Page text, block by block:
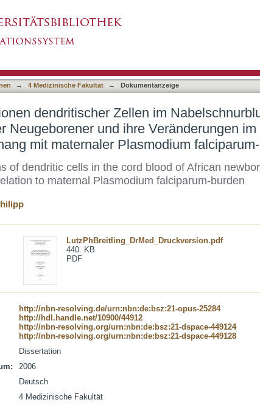
Plasmodium falciparum-
→ 4 Medizinische Fakultät → Dokumentanzeige
dendritischer Zellen im
Neugeborener und ihre Veränderungen im
mit maternaler Plasmodium
of dendritic cells in the cord blood of African
to maternal Plasmodium falciparum-burden
LutzPhBreitling_DrMed_Druckversion.pdf
440. KB
PDF
http://nbn-resolving.de/urn:nbn:de:bsz:21-opus-25284
http://hdl.handle.net/10900/44912
http://nbn-resolving.org/urn:nbn:de:bsz:21-dspace-449124
http://nbn-resolving.org/urn:nbn:de:bsz:21-dspace-449128
Dissertation
2006
Deutsch
4 Medizinische Fakultät